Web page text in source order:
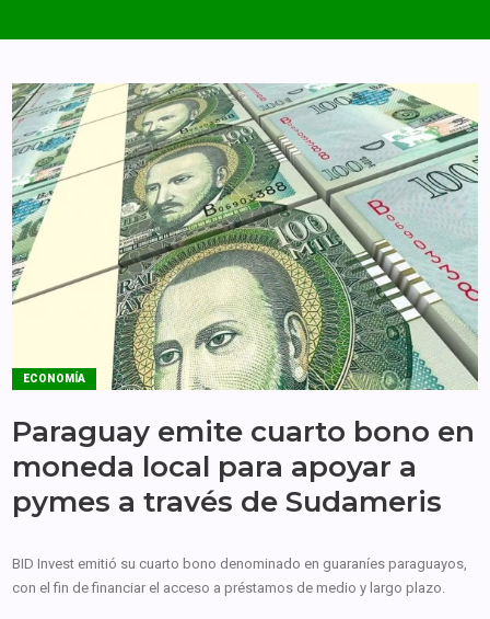
ECONOMÍA
Paraguay emite cuarto bono en
moneda local para apoyar a
pymes a través de Sudameris
BID Invest emitió su cuarto bono denominado en guaraníes paraguayos,
con el fin de financiar el acceso a préstamos de medio y largo plazo.